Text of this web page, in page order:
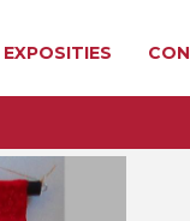
EXPOSITIES